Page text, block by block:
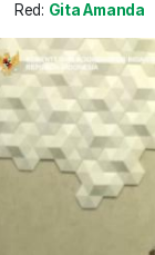
Red: Gita Amanda